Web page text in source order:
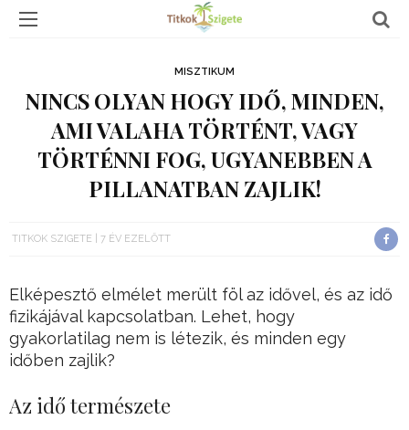
MISZTIKUM
NINCS OLYAN HOGY IDŐ, MINDEN,
AMI VALAHA TÖRTÉNT, VAGY
TÖRTÉNNI FOG, UGYANEBBEN A
PILLANATBAN ZAJLIK!
TITKOK SZIGETE 7 ÉV EZELŐTT
Elképesztő elmélet merült föl az idővel, és az idő
fizikájával kapcsolatban. Lehet, hogy
gyakorlatilag nem is létezik, és minden egy
időben zajlik?
Az idő természete